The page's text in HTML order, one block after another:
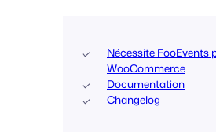
Nécessite FooEvents
WooCommerce
Documentation
Changelog